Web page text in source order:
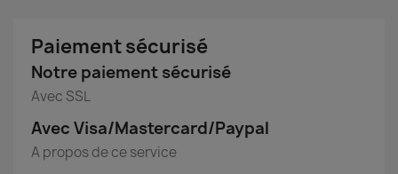
Paiement sécurisé
Notre paiement sécurisé
Avec SSL
Avec Visa/Mastercard/Paypal
A propos de ce service